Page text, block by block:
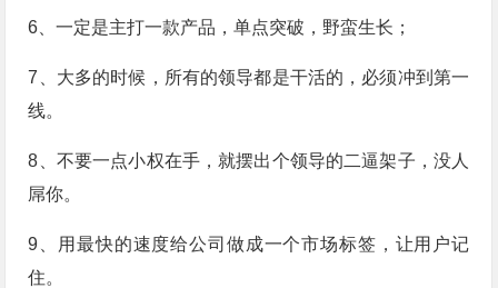
6、一定是主打一款产品，单点突破，野蛮生长；
7、大多的时候，所有的领导都是干活的，必须冲到第一
线。
8、不要一点小权在手，就摆出个领导的二逼架子，没人
屌你。
9、用最快的速度给公司做成一个市场标签，让用户记
住。